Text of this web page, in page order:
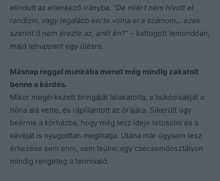
elindult az ellenkező irányba. “De miért nem hívott el
randizni, vagy legalább kérte volna el a számom… ezek
szerint ő nem érezte az, amit én?” – kattogott lemondóan,
majd lehuppant egy ülésre.
Másnap reggel munkába menet még mindig zakatolt
benne a kérdés.
Mikor megérkezett bringáját lelakatolta, a bukósisakját a
hóna alá vette, és rápillantott az órájára. Sikerült úgy
beérnie a kórházba, hogy még lesz ideje letusolni és a
kávéját is nyugodtan megihatja. Utána már úgysem lesz
érkezése sem enni, sem leülni: egy csecsemőosztályon
mindig rengeteg a tennivaló.